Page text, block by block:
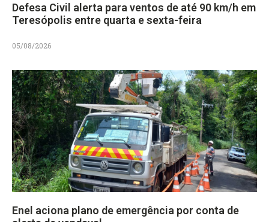
Defesa Civil alerta para ventos de até 90 km/h em
Teresópolis entre quarta e sexta-feira
05/08/2026
Enel aciona plano de emergência por conta de